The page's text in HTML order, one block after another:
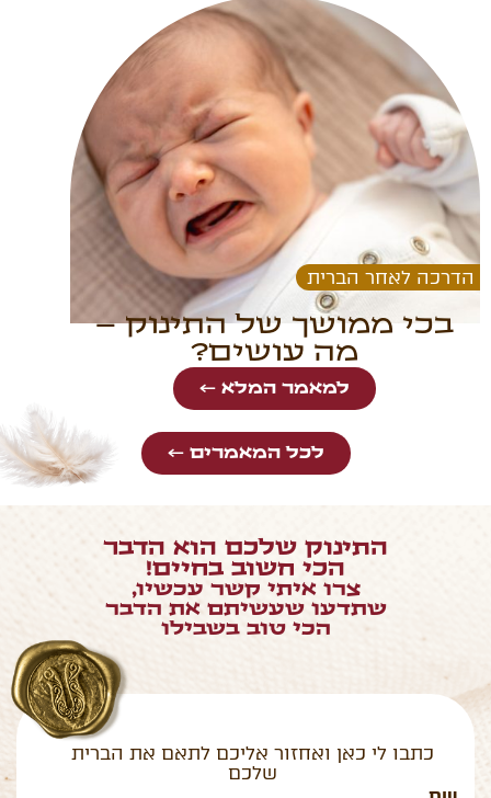
הדרכה לאחר הברית
בכי ממושך של התינוק –
מה עושים?
למאמר המלא ←
לכל המאמרים ←
התינוק שלכם הוא הדבר
הכי חשוב בחיים!
צרו איתי קשר עכשיו,
שתדעו שעשיתם את הדבר
הכי טוב בשבילו
כתבו לי כאן ואחזור אליכם לתאם את הברית
שלכם